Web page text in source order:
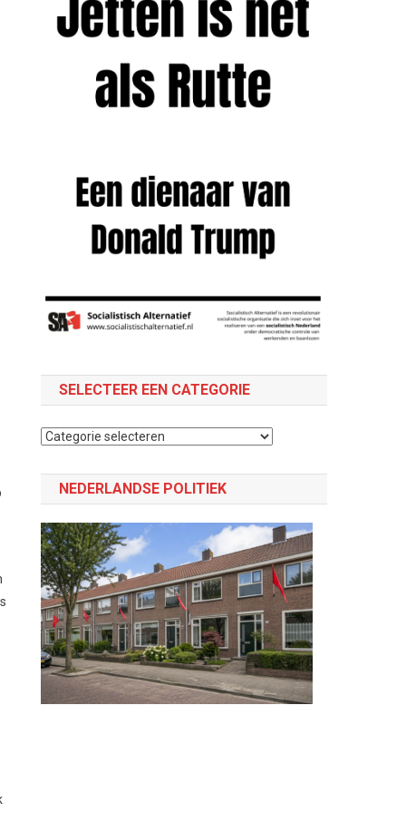
SELECTEER EEN CATEGORIE
Selecteer
categorie
NEDERLANDSE POLITIEK